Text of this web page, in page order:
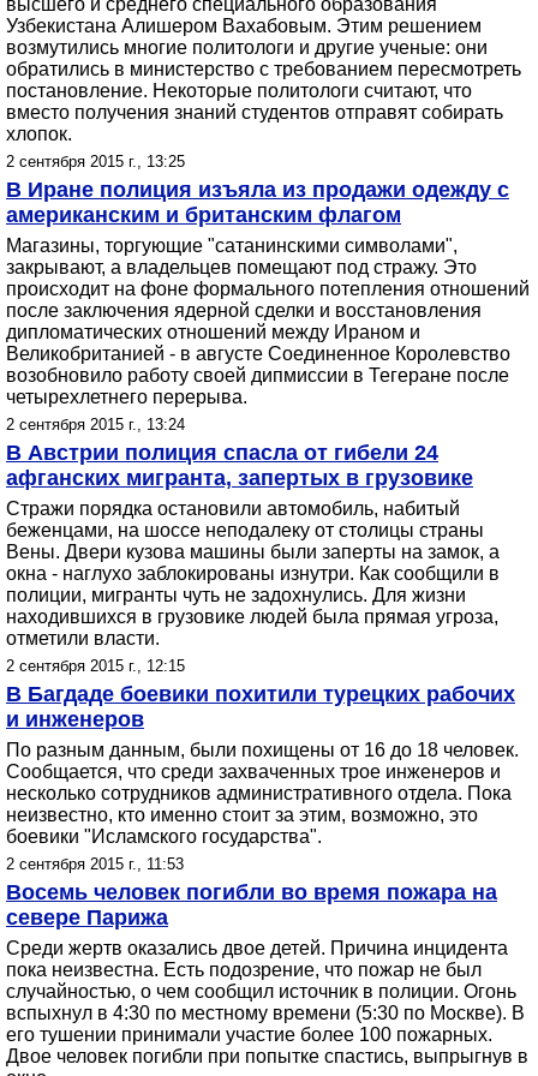
высшего и среднего специального образования
Узбекистана Алишером Вахабовым. Этим решением
возмутились многие политологи и другие ученые: они
обратились в министерство с требованием пересмотреть
постановление. Некоторые политологи считают, что
вместо получения знаний студентов отправят собирать
хлопок.
2 сентября 2015 г., 13:25
В Иране полиция изъяла из продажи одежду с
американским и британским флагом
Магазины, торгующие "сатанинскими символами",
закрывают, а владельцев помещают под стражу. Это
происходит на фоне формального потепления отношений
после заключения ядерной сделки и восстановления
дипломатических отношений между Ираном и
Великобританией - в августе Соединенное Королевство
возобновило работу своей дипмиссии в Тегеране после
четырехлетнего перерыва.
2 сентября 2015 г., 13:24
В Австрии полиция спасла от гибели 24
афганских мигранта, запертых в грузовике
Стражи порядка остановили автомобиль, набитый
беженцами, на шоссе неподалеку от столицы страны
Вены. Двери кузова машины были заперты на замок, а
окна - наглухо заблокированы изнутри. Как сообщили в
полиции, мигранты чуть не задохнулись. Для жизни
находившихся в грузовике людей была прямая угроза,
отметили власти.
2 сентября 2015 г., 12:15
В Багдаде боевики похитили турецких рабочих
и инженеров
По разным данным, были похищены от 16 до 18 человек.
Сообщается, что среди захваченных трое инженеров и
несколько сотрудников административного отдела. Пока
неизвестно, кто именно стоит за этим, возможно, это
боевики "Исламского государства".
2 сентября 2015 г., 11:53
Восемь человек погибли во время пожара на
севере Парижа
Среди жертв оказались двое детей. Причина инцидента
пока неизвестна. Есть подозрение, что пожар не был
случайностью, о чем сообщил источник в полиции. Огонь
вспыхнул в 4:30 по местному времени (5:30 по Москве). В
его тушении принимали участие более 100 пожарных.
Двое человек погибли при попытке спастись, выпрыгнув в